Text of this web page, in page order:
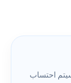
احتساب